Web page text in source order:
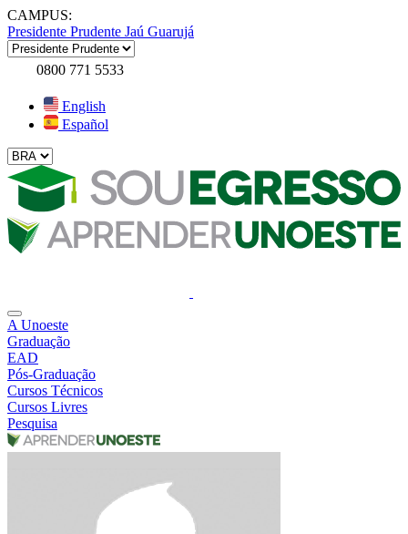
CAMPUS:
Presidente Prudente Jaú Guarujá
0800 771 5533
English
Español
A Unoeste
Graduação
EAD
Pós-Graduação
Cursos Técnicos
Cursos Livres
Pesquisa